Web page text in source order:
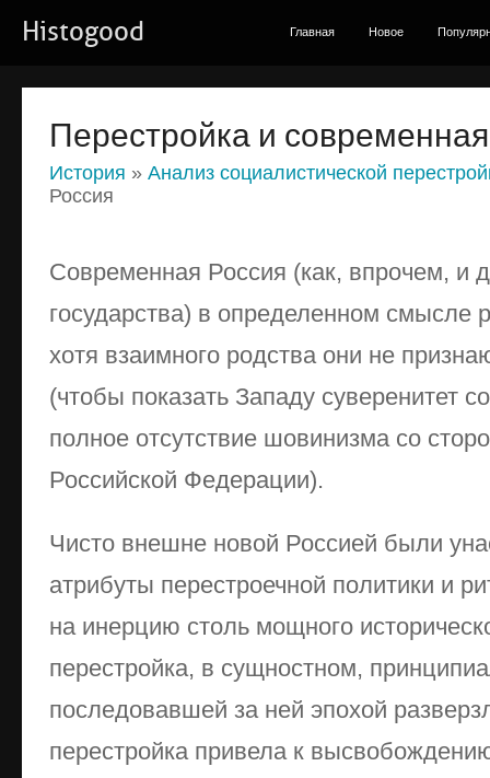
Histogood Главная Новое
Перестройка и
История » Анализ социалистической
Россия
Современная Россия (как, впрочем, и
государства) в определенном смысле
хотя взаимного родства они не
(чтобы показать Западу суверенитет
полное отсутствие шовинизма со
Российской Федерации).
Чисто внешне новой Россией были
атрибуты перестроечной политики и
на инерцию столь мощного
перестройка, в сущностном,
последовавшей за ней эпохой
перестройка привела к